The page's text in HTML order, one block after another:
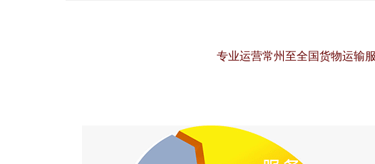
专业运营常州至全国货物运输